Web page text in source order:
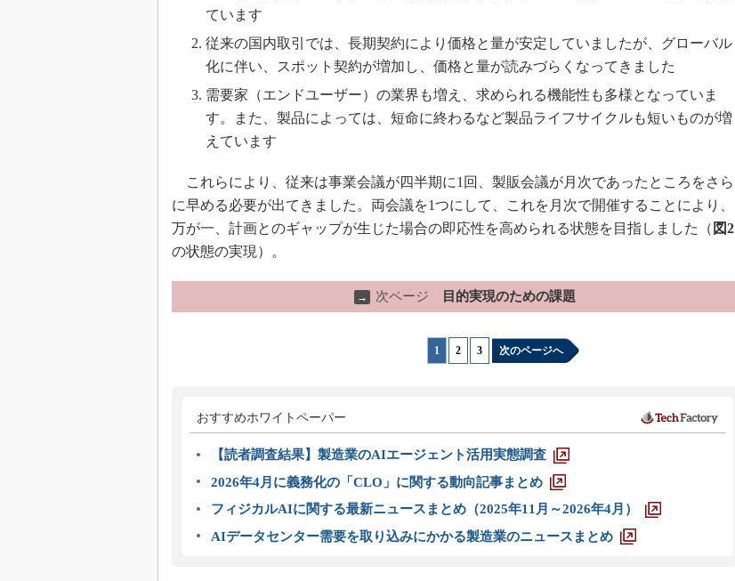
ています
従来の国内取引では、長期契約により価格と量が安定していましたが、グローバル
化に伴い、スポット契約が増加し、価格と量が読みづらくなってきました
需要家（エンドユーザー）の業界も増え、求められる機能性も多様となっていま
す。また、製品によっては、短命に終わるなど製品ライフサイクルも短いものが増
えています
これらにより、従来は事業会議が四半期に1回、製販会議が月次であったところをさら
に早める必要が出てきました。両会議を1つにして、これを月次で開催することにより、
万が一、計画とのギャップが生じた場合の即応性を高められる状態を目指しました（ 図2
の状態の実現）。
→ 次ページ 目的実現のための課題
1 2 3 次のページへ
おすすめホワイトペーパー
【読者調査結果】製造業のAIエージェント活用実態調査
2026年4月に義務化の「CLO」に関する動向記事まとめ
フィジカルAIに関する最新ニュースまとめ（2025年11月～2026年4月）
AIデータセンター需要を取り込みにかかる製造業のニュースまとめ